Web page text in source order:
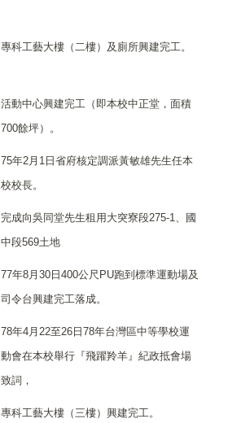
專科工藝大樓（二樓）及廁所興建完工。
活動中心興建完工（即本校中正堂，面積
700餘坪）。
75年2月1日省府核定調派黃敏雄先生任本
校校長。
完成向吳同堂先生租用大突寮段275-1、國
中段569土地
77年8月30日400公尺PU跑到標準運動場及
司令台興建完工落成。
78年4月22至26日78年台灣區中等學校運
動會在本校舉行『飛躍羚羊』紀政抵會場
致詞，
專科工藝大樓（三樓）興建完工。